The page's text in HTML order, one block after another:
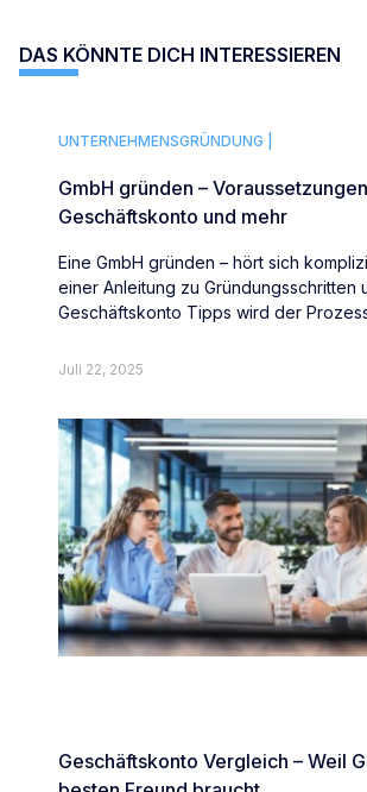
DAS KÖNNTE DICH INTERESSIEREN
UNTERNEHMENSGRÜNDUNG |
GmbH gründen –
Geschäftskonto und mehr
Eine GmbH gründen – hört sich
einer Anleitung zu Gründungsschritten
Geschäftskonto Tipps wird der
Juli 22, 2025
Geschäftskonto Vergleich – Weil